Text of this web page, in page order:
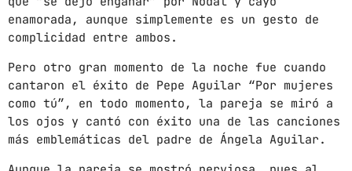
News
Noticias
Sonora
UPCOMING SHOWS
enamorada, aunque simplemente es un gesto de
complicidad entre ambos.
Pero otro gran momento de la noche fue cuando
cantaron el éxito de Pepe Aguilar “Por mujeres
como tú”, en todo momento, la pareja se miró a
los ojos y cantó con éxito una de las canciones
más emblemáticas del padre de Ángela Aguilar.